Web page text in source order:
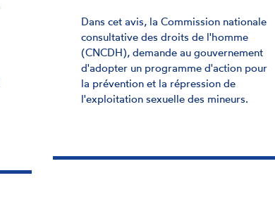
Dans cet avis, la Commission nationale
consultative des droits de l'homme
(CNCDH), demande au gouvernement
d'adopter un programme d'action pour
la prévention et la répression de
l'exploitation sexuelle des mineurs.